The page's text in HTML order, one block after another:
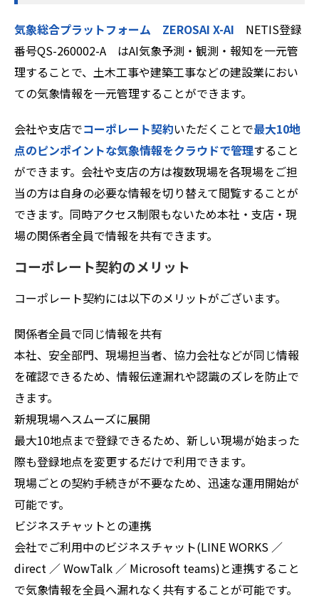
気象総合プラットフォーム ZEROSAI X-AI NETIS登録
番号QS-260002-A はAI気象予測・観測・報知を一元管
理することで、土木工事や建築工事などの建設業におい
ての気象情報を一元管理することができます。
会社や支店でコーポレート契約いただくことで最大10地
点のピンポイントな気象情報をクラウドで管理すること
ができます。会社や支店の方は複数現場を各現場をご担
当の方は自身の必要な情報を切り替えて閲覧することが
できます。同時アクセス制限もないため本社・支店・現
場の関係者全員で情報を共有できます。
コーポレート契約のメリット
コーポレート契約には以下のメリットがございます。
関係者全員で同じ情報を共有
本社、安全部門、現場担当者、協力会社などが同じ情報
を確認できるため、情報伝達漏れや認識のズレを防止で
きます。
新規現場へスムーズに展開
最大10地点まで登録できるため、新しい現場が始まった
際も登録地点を変更するだけで利用できます。
現場ごとの契約手続きが不要なため、迅速な運用開始が
可能です。
ビジネスチャットとの連携
会社でご利用中のビジネスチャット(LINE WORKS ／
direct ／ WowTalk ／ Microsoft teams)と連携すること
で気象情報を全員へ漏れなく共有することが可能です。